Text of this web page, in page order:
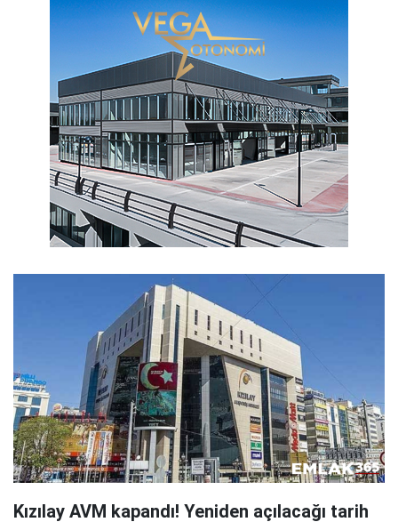
Kızılay AVM kapandı! Yeniden açılacağı tarih